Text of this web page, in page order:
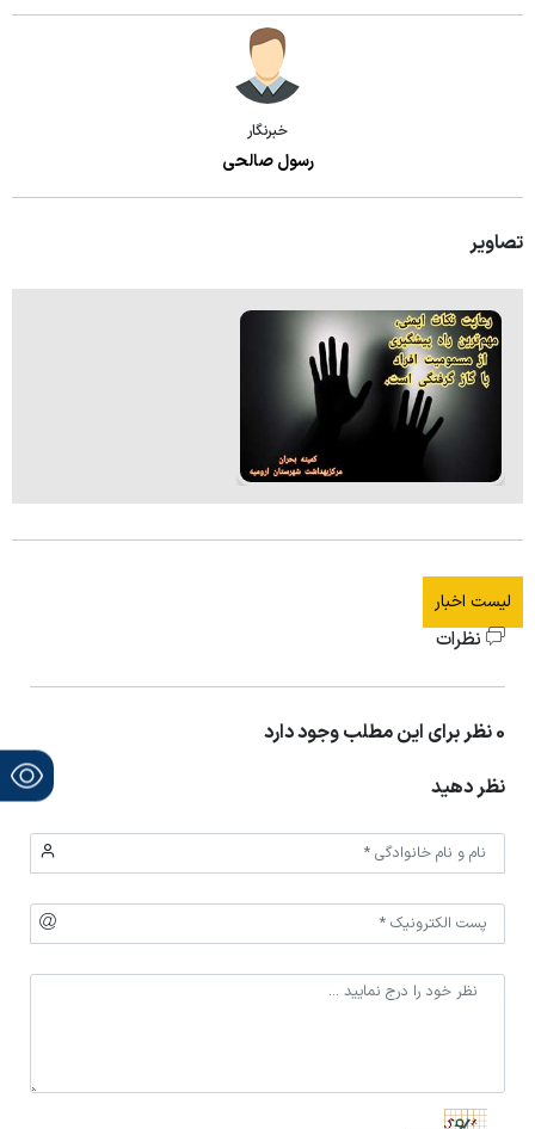
خبرنگار
رسول صالحی
تصاویر
لیست اخبار
نظرات
0 نظر برای این مطلب وجود دارد
نظر دهید